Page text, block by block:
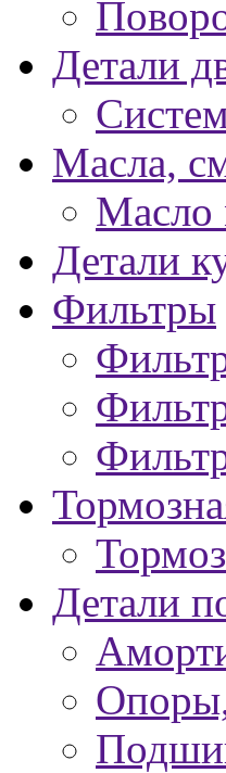
Детали
Масла,
Масло
Детали
Фильтры
Детали